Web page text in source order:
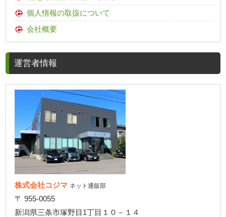
個人情報の取扱について
会社概要
運営者情報
株式会社コジマ ネット通販部
〒 955-0055
新潟県三条市塚野目1丁目１０－１４